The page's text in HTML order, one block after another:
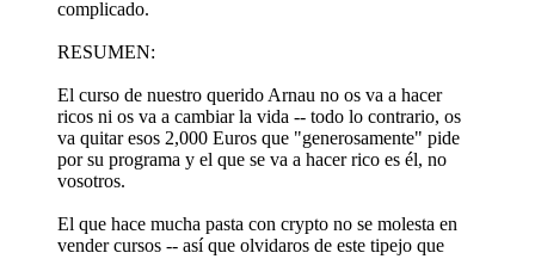
complicado.
RESUMEN:
El curso de nuestro querido Arnau no os va a hacer
ricos ni os va a cambiar la vida -- todo lo contrario, os
va quitar esos 2,000 Euros que "generosamente" pide
por su programa y el que se va a hacer rico es él, no
vosotros.
El que hace mucha pasta con crypto no se molesta en
vender cursos -- así que olvidaros de este tipejo que